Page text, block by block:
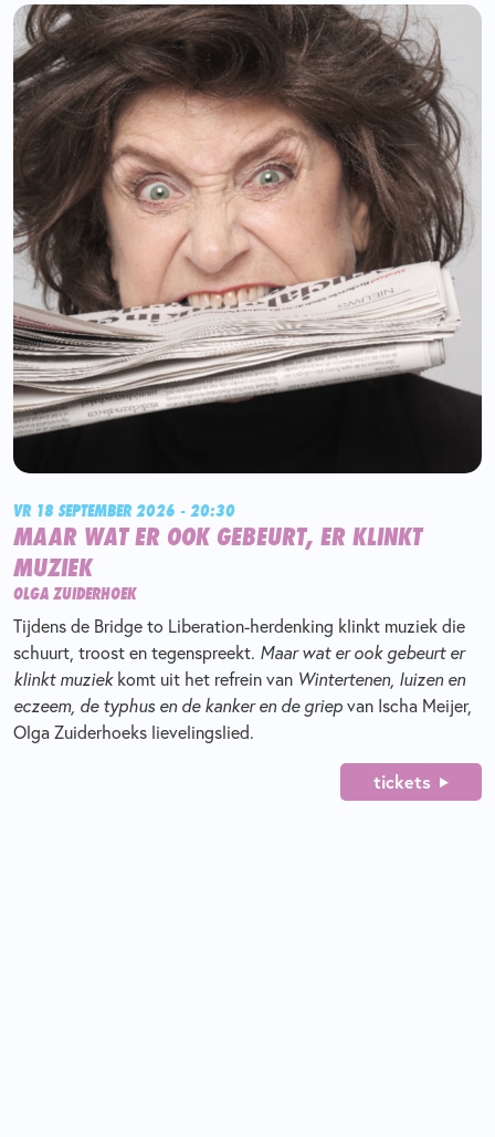
VR 18 SEPTEMBER 2026 - 20:30
MAAR WAT ER OOK GEBEURT, ER KLINKT
MUZIEK
OLGA ZUIDERHOEK
Tijdens de Bridge to Liberation-herdenking klinkt muziek die
schuurt, troost en tegenspreekt. Maar wat er ook gebeurt er
klinkt muziekkomt uit het refrein van Wintertenen, luizen en
eczeem, de typhus en de kanker en de griepvan Ischa Meijer,
Olga Zuiderhoeks lievelingslied.
tickets